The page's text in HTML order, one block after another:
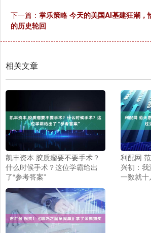
下一篇： 掌乐策略 今天的美国AI基建狂潮，
的历史轮回
相关文章
凯丰资本 胶质瘤要不要手术？
什么时候手术？这位学霸给出
了“参考答案”
利配网
兴初：
一数就十